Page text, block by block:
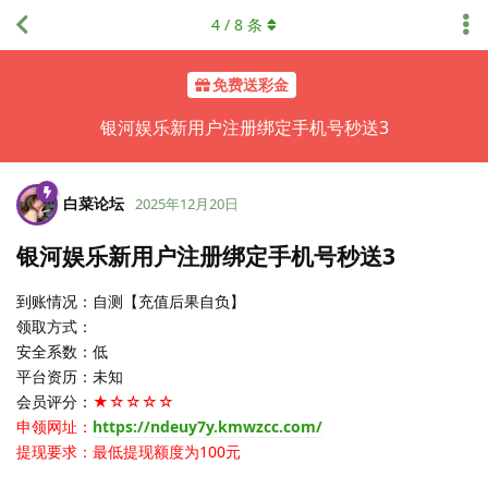
免费送彩金
银河娱乐新用户注册绑定手机号秒送3
4 / 8 条
白菜论坛 2025年12月20日
银河娱乐新用户注册绑定手机号秒送3
到账情况：自测【充值后果自负】
领取方式：
安全系数：低
平台资历：未知
会员评分： ★☆☆☆☆
申领网址： https://ndeuy7y.kmwzcc.com/
提现要求：最低提现额度为100元